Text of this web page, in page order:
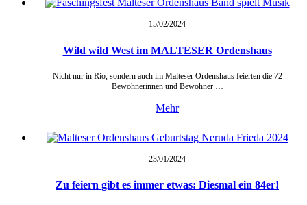
15/02/2024
Wild wild West im MALTESER Ordenshaus
Nicht nur in Rio, sondern auch im Malteser Ordenshaus feierten die 72
Bewohnerinnen und Bewohner …
Mehr
23/01/2024
Zu feiern gibt es immer etwas: Diesmal ein 84er!